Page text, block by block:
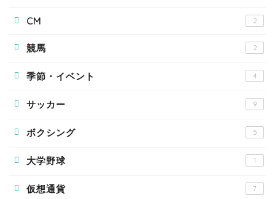
CM 2
競馬 2
季節・イベント 4
サッカー 9
ボクシング 5
大学野球 1
仮想通貨 7